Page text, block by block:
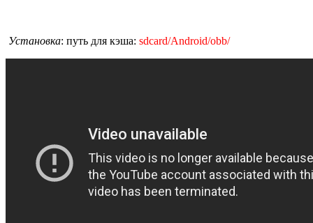
Установка: путь для кэша: sdcard/Android/obb/